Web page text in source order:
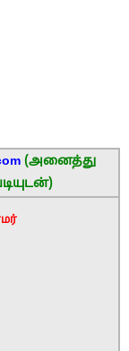
(அனைத்து